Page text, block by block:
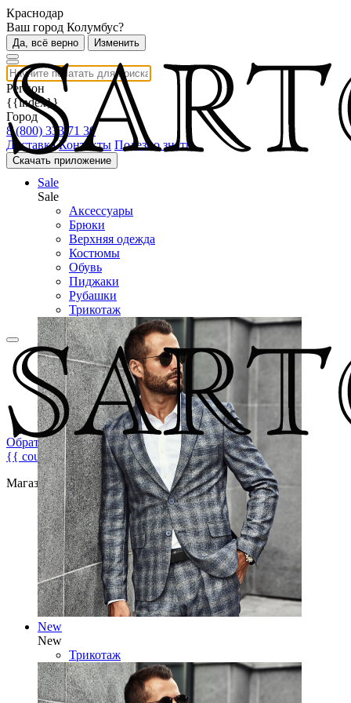
Краснодар
Ваш город Колумбус?
Да, всё верно Изменить
Регион
{{index}}
Город
8 (800) 333 71 30
Доставка Контакты Полезно знать
Скачать приложение
Обратная связь
{{ count }}
Магазин брендовой мужской одежды
Sale
Sale
Аксессуары
Брюки
Верхняя одежда
Костюмы
Обувь
Пиджаки
Рубашки
Трикотаж
New
New
Трикотаж